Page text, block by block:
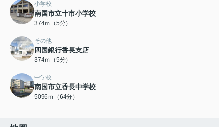
小学校
南国市立十市小学校
374ｍ（5分）
その他
四国銀行香長支店
374ｍ（5分）
中学校
南国市立香長中学校
5096ｍ（64分）